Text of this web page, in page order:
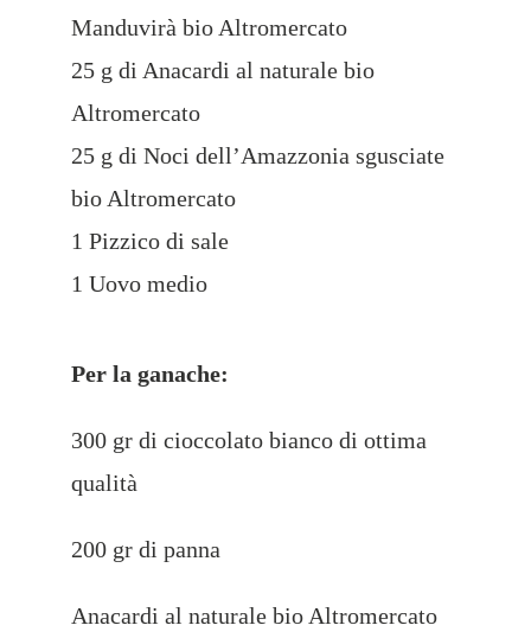
Manduvirà bio Altromercato
25 g di Anacardi al naturale bio
Altromercato
25 g di Noci dell’Amazzonia sgusciate
bio Altromercato
1 Pizzico di sale
1 Uovo medio
Per la ganache:
300 gr di cioccolato bianco di ottima
qualità
200 gr di panna
Anacardi al naturale bio Altromercato